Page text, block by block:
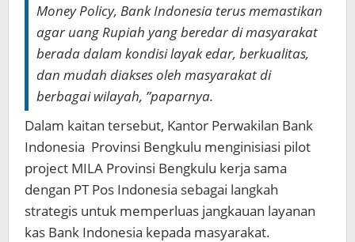
Money Policy, Bank Indonesia terus memastikan
agar uang Rupiah yang beredar di masyarakat
berada dalam kondisi layak edar, berkualitas,
dan mudah diakses oleh masyarakat di
berbagai wilayah, ”paparnya.
Dalam kaitan tersebut, Kantor Perwakilan Bank
Indonesia Provinsi Bengkulu menginisiasi pilot
project MILA Provinsi Bengkulu kerja sama
dengan PT Pos Indonesia sebagai langkah
strategis untuk memperluas jangkauan layanan
kas Bank Indonesia kepada masyarakat.